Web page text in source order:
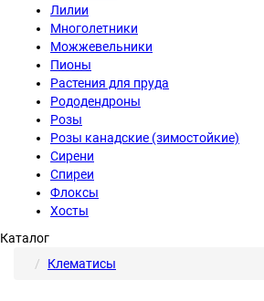
Лилии
Многолетники
Можжевельники
Пионы
Растения для пруда
Рододендроны
Розы
Розы канадские (зимостойкие)
Сирени
Спиреи
Флоксы
Хосты
Каталог
Клематисы